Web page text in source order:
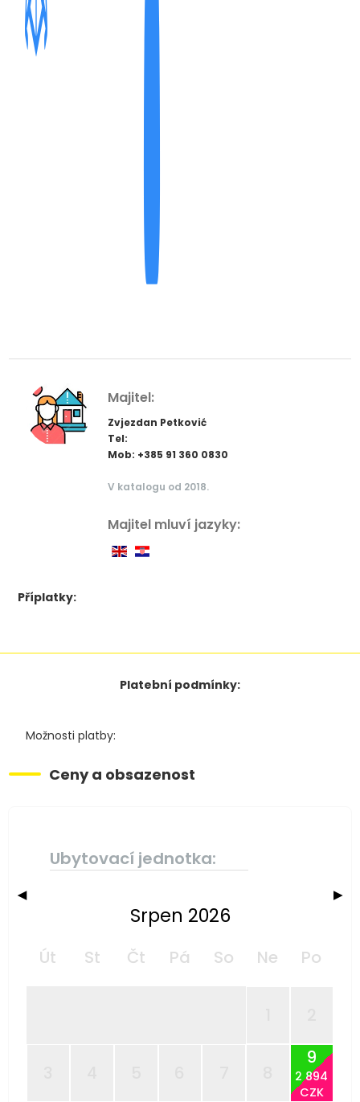
Majitel:
Zvjezdan Petković
Tel:
Mob: +385 91 360 0830
V katalogu od 2018.
Majitel mluví jazyky:
Příplatky:
Platební podmínky:
Možnosti platby:
Ceny a obsazenost
Ubytovací jednotka:
◀ ▶
Srpen 2026
Út St Čt Pá So Ne Po
9
2 894
CZK